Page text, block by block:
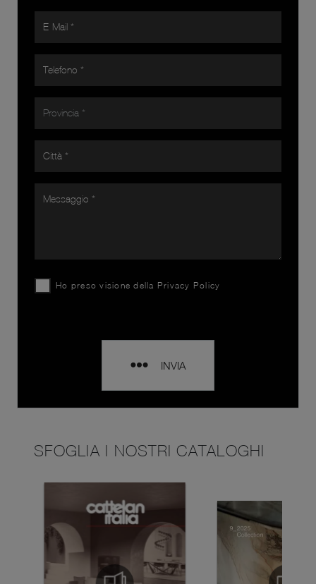
Ho preso visione della Privacy Policy
INVIA
SFOGLIA I NOSTRI CATALOGHI